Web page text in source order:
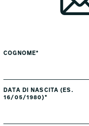
COGNOME*
DATA DI NASCITA (ES.
16/05/1980)*